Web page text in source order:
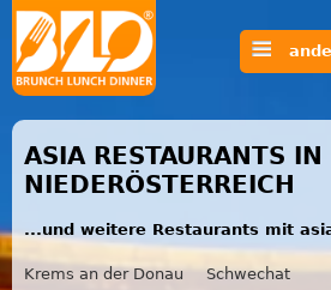
ASIA RESTAURANTS IN
NIEDERÖSTERREICH
...und weitere Restaurants mit
Krems an der Donau
Schwechat